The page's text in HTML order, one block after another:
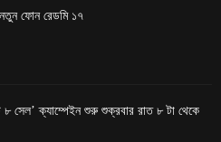
ফোন রেডমি ১৭
৮ সেল’ ক্যাম্পেইন শুরু শুক্রবার রাত ৮ টা থেকে